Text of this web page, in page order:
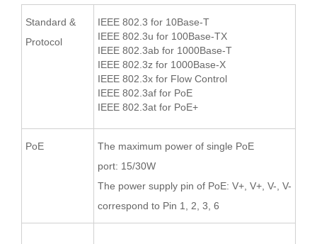
Standard &
Protocol
IEEE 802.3 for 10Base-T
IEEE 802.3u for 100Base-TX
IEEE 802.3ab for 1000Base-T
IEEE 802.3z for 1000Base-X
IEEE 802.3x for Flow Control
IEEE 802.3af for PoE
IEEE 802.3at for PoE+
PoE The maximum power of single PoE
port: 15/30W
The power supply pin of PoE: V+, V+, V-, V-
correspond to Pin 1, 2, 3, 6